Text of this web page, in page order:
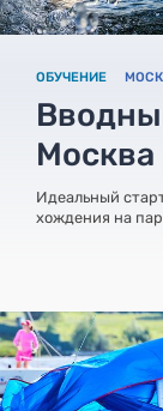
ОБУЧЕНИЕ
Москва
Идеальный
хождения на